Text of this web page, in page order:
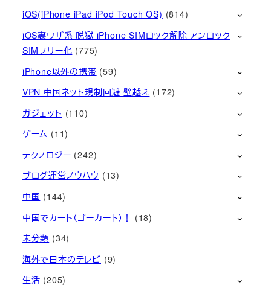
iOS(iPhone iPad iPod Touch OS) (814)
iOS裏ワザ系 脱獄 iPhone SIMロック解除 アンロック
SIMフリー化 (775)
iPhone以外の携帯 (59)
VPN 中国ネット規制回避 壁越え (172)
ガジェット (110)
ゲーム (11)
テクノロジー (242)
ブログ運営ノウハウ (13)
中国 (144)
中国でカート（ゴーカート）！
(18)
未分類 (34)
海外で日本のテレビ (9)
生活 (205)